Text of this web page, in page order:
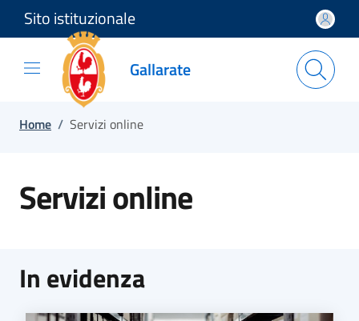
Salta e vai al contenuto
Salta e vai al footer
Sito istituzionale
Gallarate
Home / Servizi online
Servizi online
In evidenza